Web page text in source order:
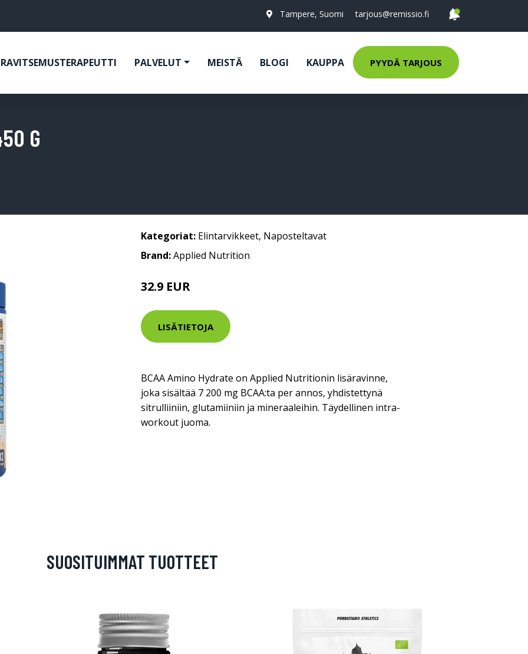
Tampere, Suomi tarjous@remissio.fi
RAVITSEMUSTERAPEUTTI PALVELUT MEISTÄ BLOGI KAUPPA PYYDÄ TARJOUS
G
Kategoriat: Elintarvikkeet, Naposteltavat
Brand:Applied Nutrition
32.9 EUR
LISÄTIETOJA
BCAA Amino Hydrate on Applied Nutritionin lisäravinne,
joka sisältää 7 200 mg BCAA:ta per annos, yhdistettynä
sitrulliiniin, glutamiiniin ja mineraaleihin. Täydellinen intra-
workout juoma.
SUOSITUIMMAT TUOTTEET